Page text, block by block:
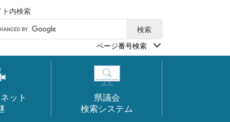
ト内検索
ページ番号検索
ット
県議会
検索システム